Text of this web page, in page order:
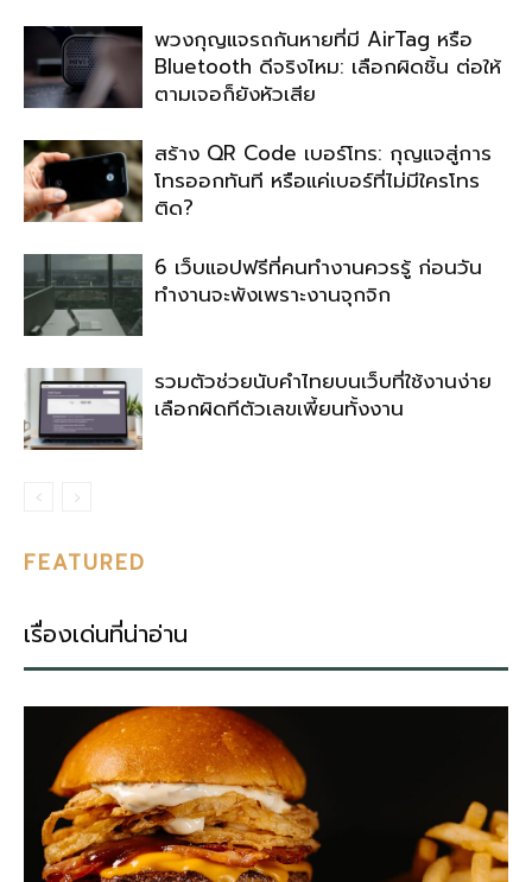
พวงกุญแจรถกันหายที่มี AirTag หรือ
Bluetooth ดีจริงไหม: เลือกผิดชิ้น ต่อให้
ตามเจอก็ยังหัวเสีย
สร้าง QR Code เบอร์โทร: กุญแจสู่การ
โทรออกทันที หรือแค่เบอร์ที่ไม่มีใครโทร
ติด?
6 เว็บแอปฟรีที่คนทำงานควรรู้ ก่อนวัน
ทำงานจะพังเพราะงานจุกจิก
รวมตัวช่วยนับคำไทยบนเว็บที่ใช้งานง่าย
เลือกผิดทีตัวเลขเพี้ยนทั้งงาน
FEATURED
เรื่องเด่นที่น่าอ่าน